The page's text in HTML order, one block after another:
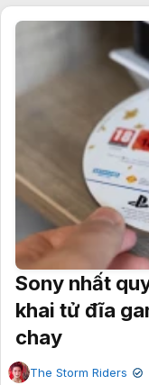
Sony nhất
khai tử đĩa
chay
The Storm Riders ✔